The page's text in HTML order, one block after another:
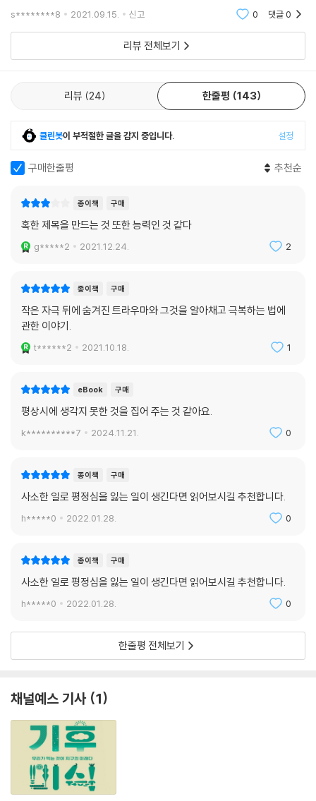
하고 컨트롤 할 수 있도록 도와줍니다. 앞으로도 살면서 감정때문에 힘든
s********8 2021.09.15. 신고 0 댓글0
리뷰 전체보기
리뷰 24 한줄평 143
클린봇이 부적절한 글을 감지 중입니다. 설정
구매한줄평 추천순
종이책 구매
혹한 제목을 만드는 것 또한 능력인 것 같다
g*****2 2021.12.24. 2
종이책 구매
작은 자극 뒤에 숨겨진 트라우마와 그것을 알아채고 극복하는 법에
관한 이야기.
t******2 2021.10.18. 1
eBook 구매
평상시에 생각지 못한 것을 집어 주는 것 같아요.
k**********7 2024.11.21. 0
종이책 구매
사소한 일로 평정심을 잃는 일이 생긴다면 읽어보시길 추천합니다.
h*****0 2022.01.28. 0
종이책 구매
사소한 일로 평정심을 잃는 일이 생긴다면 읽어보시길 추천합니다.
h*****0 2022.01.28. 0
한줄평 전체보기
채널예스 기사 1